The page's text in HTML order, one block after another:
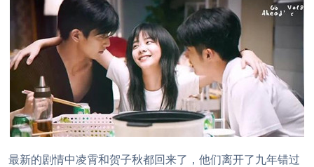
最新的剧情中凌霄和贺子秋都回来了，他们离开了九年错过